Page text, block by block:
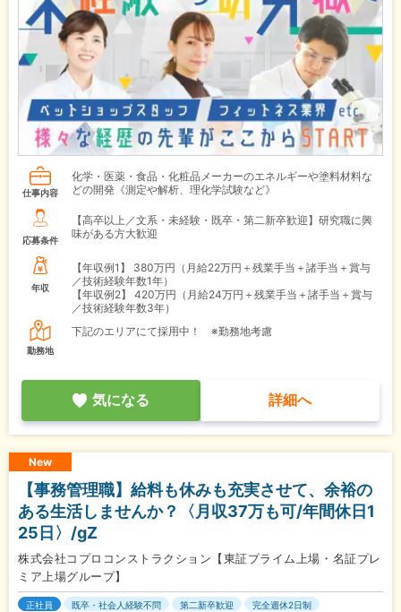
仕事内容
化学・医薬・食品・化粧品メーカーのエネルギーや塗料材料な
どの開発《測定や解析、理化学試験など》
応募条件
【高卒以上／文系・未経験・既卒・第二新卒歓迎】研究職に興
味がある方大歓迎
年収
【年収例1】
380万円（月給22万円＋残業手当＋諸手当＋賞与
／技術経験年数1年）
【年収例2】
420万円（月給24万円＋残業手当＋諸手当＋賞与
／技術経験年数3年）
勤務地
下記のエリアにて採用中！ ※勤務地考慮
気になる 詳細へ
New
【事務管理職】給料も休みも充実させて、余裕の
ある生活しませんか？〈月収37万も可/年間休日1
25日〉/gZ
株式会社コプロコンストラクション【東証プライム上場・名証プレ
ミア上場グループ】
正社員 既卒・社会人経験不問 第二新卒歓迎
完全週休2日制